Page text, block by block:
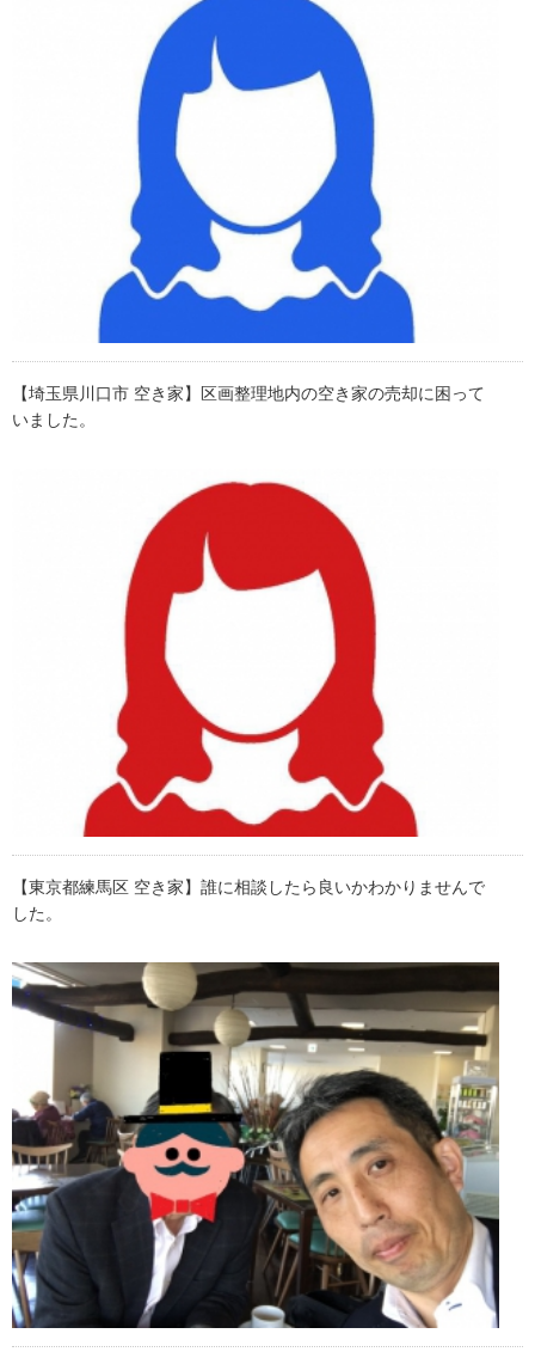
【埼玉県川口市 空き家】区画整理地内の空き家の売却に困って
いました。
【東京都練馬区 空き家】誰に相談したら良いかわかりませんで
した。